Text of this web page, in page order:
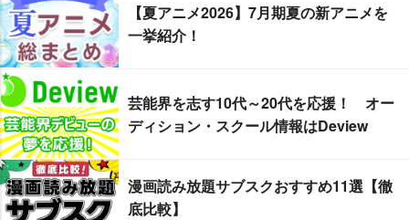
【夏アニメ2026】7月期夏の新アニメを
一挙紹介！
芸能界を志す10代～20代を応援！ オー
ディション・スクール情報はDeview
漫画読み放題サブスクおすすめ11選【徹
底比較】